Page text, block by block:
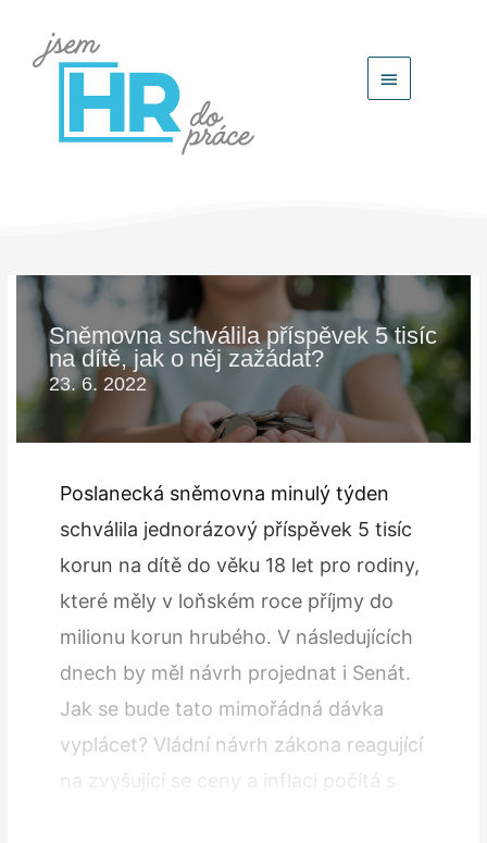
Hlavní
Sněmovna schválila příspěvek 5 tisíc
na dítě, jak o něj zažádat?
23. 6. 2022
Poslanecká sněmovna minulý týden
schválila jednorázový příspěvek 5 tisíc
korun na dítě do věku 18 let pro rodiny,
které měly v loňském roce příjmy do
milionu korun hrubého. V následujících
dnech by měl návrh projednat i Senát.
Jak se bude tato mimořádná dávka
vyplácet? Vládní návrh zákona reagující
na zvyšující se ceny a inflaci počítá s